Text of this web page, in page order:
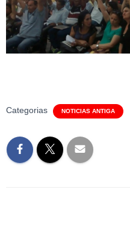
Categorias NOTICIAS ANTIGA